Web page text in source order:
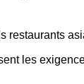
restaurants
les